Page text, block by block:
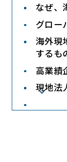
なぜ、
グロー
海外現
するも
高業績
現地法